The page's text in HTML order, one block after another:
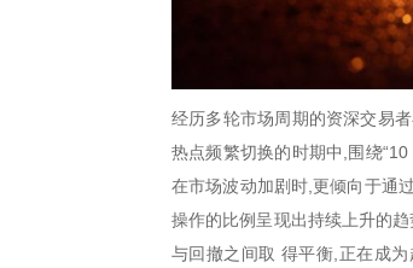
经历多轮市场周期的资深交易
热点频繁切换的时期中,围绕
在市场波动加剧时,更倾向于通
操作的比例呈现出持续上升的
与回撤之间取 得平衡,正在成